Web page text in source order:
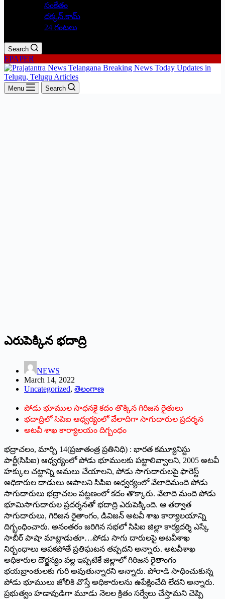
సంకేతం
దక్కన్.కామ్
24 గంటలు
Search
EPAPER
Menu Search
ఎరుపెక్కిన భదాద్రి
NEWS
March 14, 2022
Uncategorized, తెలంగాణ
పోడు భూముల సాధనకై కదం తొక్కిన గిరిజన రైతులు
భదాద్రిలో సిపిఐ ఆధ్వర్యంలో వేలాదిగా సాగుదారుల ప్రదర్శన
అటవీ శాఖ కార్యాలయం దిగ్బంధం
భద్రాచలం, మార్చి 14(ప్రజాతంత్ర ప్రతినిధి) : భారత కమ్యూనిస్టు
పార్టీ(సిపిఐ) ఆధ్వర్యంలో పోడు భూములకు పట్టాలివ్వాలని, 2005 అటవీ
హక్కుల చట్టాన్ని అమలు చేయాలని, పోడు సాగుదారులపై ఫారెస్ట్
అధికారుల దాడులు ఆపాలని సిపిఐ ఆధ్వర్యంలో వేలాదిమంది పోడు
సాగుదారులు భద్రాచలం పట్టణంలో కదం తొక్కారు. వేలాది మంది పోడు
భూమిసాగుదారుల ప్రదర్శనతో భదాద్రి ఎరుపెక్కింది. ఆ తర్వాత
సాగుదారులు, గిరిజన రైతాంగం, డివిజన్‌ అటవీ శాఖ కార్యాలయాన్ని
దిగ్బంధించారు. అనంతరం జరిగిన సభలో సిపిఐ జిల్లా కార్యదర్శి ఎస్కే
సాబీర్‌ ‌పాషా మాట్లాడుతూ…పోడు సాగు దారులపై అటవీశాఖ
నిర్బంధాలు ఆపకపోతే ప్రతిఘటన తప్పదని అన్నారు. అటవీశాఖ
అధికారుల దౌర్జన్యం వల్ల ఇప్పటికే జిల్లాలో గిరిజన రైతాంగం
భయబ్రాంతులకు గురి అవుతున్నారని అన్నారు. పోరాడి సాధించుకున్న
పోడు భూములు జోలికి వొస్తే అధికారులను ఉపేక్షించేది లేదని అన్నారు.
ప్రభుత్వం హడావుడిగా మూడు నెలల క్రితం సర్వేలు చేస్తామని చెప్పి